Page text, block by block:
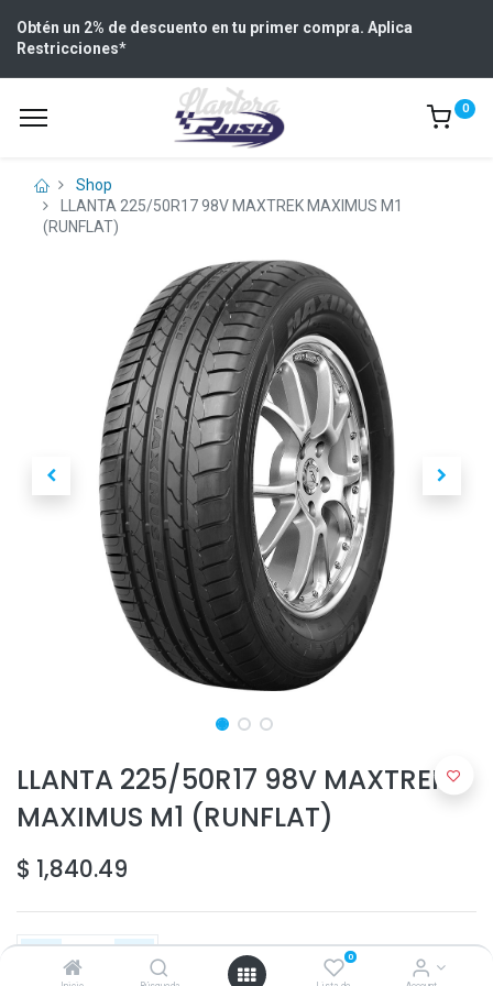
0
Obtén un 2% de descuento en tu primer compra. Aplica
Restricciones*
0
Shop
LLANTA 225/50R17 98V MAXTREK MAXIMUS M1
(RUNFLAT)
LLANTA 225/50R17 98V MAXTREK
MAXIMUS M1 (RUNFLAT)
$ 1,840.49